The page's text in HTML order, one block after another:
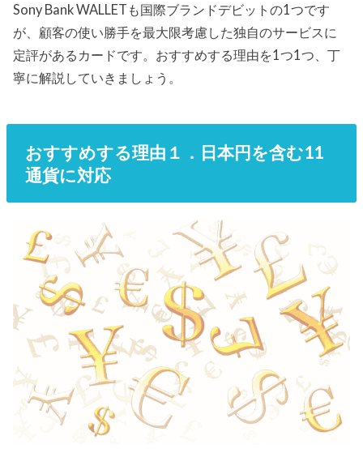
Sony Bank WALLETも国際ブランドデビットの1つです
が、顧客の使い勝手を最大限考慮した独自のサービスに
定評があるカードです。おすすめする理由を1つ1つ、丁
寧に解説していきましょう。
おすすめする理由１．日本円を含む11
通貨に対応